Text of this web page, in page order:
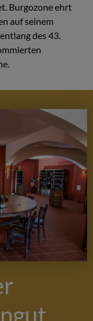
Burgozone ehrt
auf seinem
des 43.